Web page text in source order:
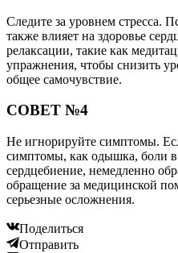
Следите за уровнем стресса.
также влияет на здоровье
релаксации, такие как
упражнения, чтобы снизить
общее самочувствие.
СОВЕТ №4
Не игнорируйте симптомы.
симптомы, как одышка, боли
сердцебиение, немедленно
обращение за медицинской
серьезные осложнения.
Поделиться
Отправить